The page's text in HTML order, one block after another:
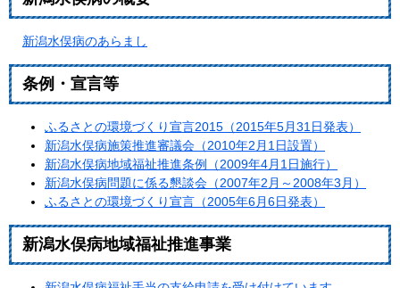
新潟水俣病のあらまし
条例・宣言等
ふるさとの環境づくり宣言2015（2015年5月31日発表）
新潟水俣病施策推進審議会（2010年2月1日設置）
新潟水俣病地域福祉推進条例（2009年4月1日施行）
新潟水俣病問題に係る懇談会（2007年2月～2008年3月）
ふるさとの環境づくり宣言（2005年6月6日発表）
新潟水俣病地域福祉推進事業